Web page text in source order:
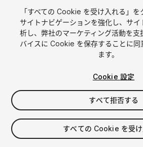
1/ 40
$30
消費税は決済時に計算されます
「すべての Cookie を受け入れる」を
サイトナビゲーションを強化し、サ
析し、弊社のマーケティング活動を支
バイスに Cookie を保存することに同
ます。
Cookie 設定
すべて拒否する
すべての Cookie を受